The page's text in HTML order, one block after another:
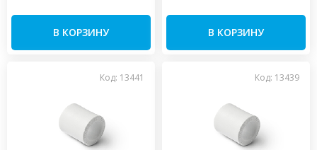
В КОРЗИНУ В КОРЗИНУ
Код: 13441 Код: 13439